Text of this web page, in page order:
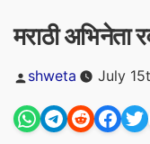
मराठी अभिनेता
Posted
by
shweta July